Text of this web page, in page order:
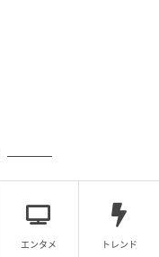
エンタメ トレンド